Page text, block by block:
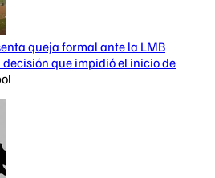
queja formal ante la LMB
que impidió el inicio de